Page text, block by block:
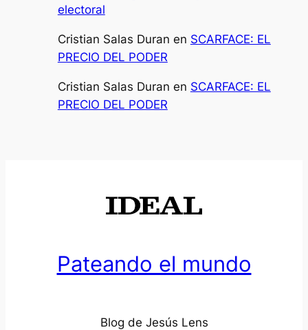
electoral
Cristian Salas Duran en SCARFACE: EL
PRECIO DEL PODER
Cristian Salas Duran en SCARFACE: EL
PRECIO DEL PODER
Pateando el mundo
Blog de Jesús Lens